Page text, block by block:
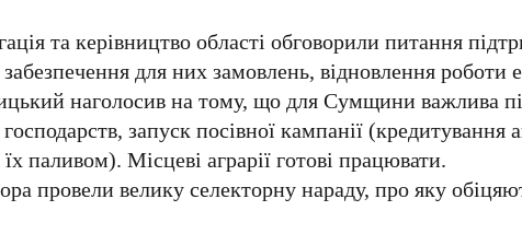
та керівництво області обговорили питання
для них замовлень, відновлення роботи
наголосив на тому, що для Сумщини важлива
запуск посівної кампанії (кредитування
паливом). Місцеві аграрії готові працювати.
провели велику селекторну нараду, про яку